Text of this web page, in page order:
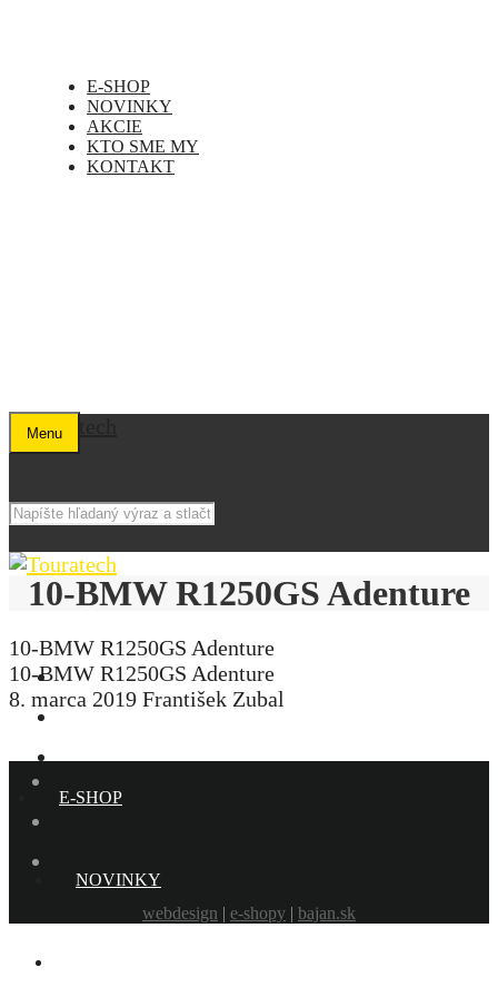
E-SHOP
NOVINKY
AKCIE
KTO SME MY
KONTAKT
Menu
E-SHOP
NOVINKY
10-BMW R1250GS Adenture
10-BMW R1250GS Adenture
10-BMW R1250GS Adenture
8. marca 2019 František Zubal
webdesign | e-shopy | bajan.sk